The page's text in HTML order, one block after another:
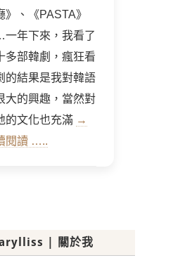
》、《PASTA》
年下來，我看了
多部韓劇，瘋狂看
的結果是我對韓語
大的興趣，當然對
的文化也充滿 →
閱讀 …..
| 關於我